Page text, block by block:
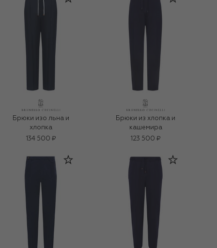
Брюки изо льна и
хлопка
134 500 ₽
Брюки из хлопка и
кашемира
123 500 ₽